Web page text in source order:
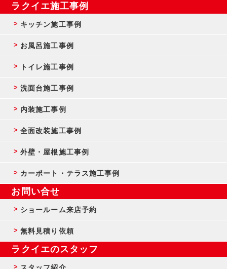
ラクイエ施工事例
キッチン施工事例
お風呂施工事例
トイレ施工事例
洗面台施工事例
内装施工事例
全面改装施工事例
外壁・屋根施工事例
カーポート・テラス施工事例
お問い合せ
ショールーム来店予約
無料見積り依頼
ラクイエのスタッフ
スタッフ紹介